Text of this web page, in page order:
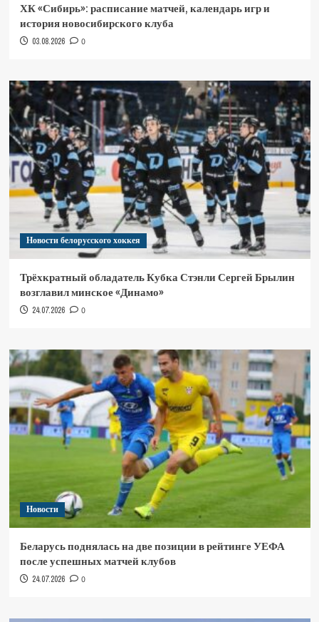
ХК «Сибирь»: расписание матчей, календарь игр и
история новосибирского клуба
03.08.2026 0
Новости белорусского хоккея
Трёхкратный обладатель Кубка Стэнли Сергей Брылин
возглавил минское «Динамо»
24.07.2026 0
Новости
Беларусь поднялась на две позиции в рейтинге УЕФА
после успешных матчей клубов
24.07.2026 0